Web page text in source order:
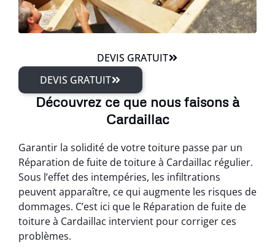
DEVIS GRATUIT
DEVIS GRATUIT
Découvrez ce que nous faisons à
Cardaillac
Garantir la solidité de votre toiture passe par un
Réparation de fuite de toiture à Cardaillac régulier.
Sous l’effet des intempéries, les infiltrations
peuvent apparaître, ce qui augmente les risques de
dommages. C’est ici que le Réparation de fuite de
toiture à Cardaillac intervient pour corriger ces
problèmes.